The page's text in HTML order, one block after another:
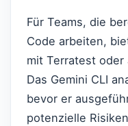
Für Teams, die
Code arbeiten,
mit Terratest oder
Das Gemini CLI
bevor er
potenzielle